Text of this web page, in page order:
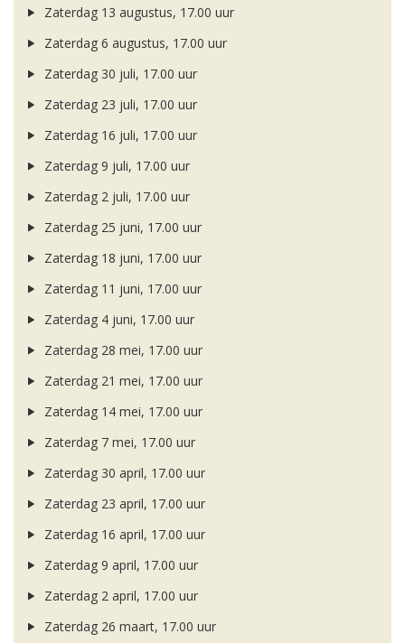
Zaterdag 13 augustus, 17.00 uur
Zaterdag 6 augustus, 17.00 uur
Zaterdag 30 juli, 17.00 uur
Zaterdag 23 juli, 17.00 uur
Zaterdag 16 juli, 17.00 uur
Zaterdag 9 juli, 17.00 uur
Zaterdag 2 juli, 17.00 uur
Zaterdag 25 juni, 17.00 uur
Zaterdag 18 juni, 17.00 uur
Zaterdag 11 juni, 17.00 uur
Zaterdag 4 juni, 17.00 uur
Zaterdag 28 mei, 17.00 uur
Zaterdag 21 mei, 17.00 uur
Zaterdag 14 mei, 17.00 uur
Zaterdag 7 mei, 17.00 uur
Zaterdag 30 april, 17.00 uur
Zaterdag 23 april, 17.00 uur
Zaterdag 16 april, 17.00 uur
Zaterdag 9 april, 17.00 uur
Zaterdag 2 april, 17.00 uur
Zaterdag 26 maart, 17.00 uur